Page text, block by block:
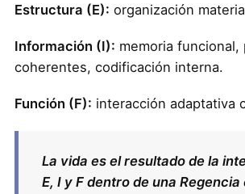
Estructura (E): organización
Información (I): memoria funcional,
coherentes, codificación interna.
Función (F): interacción adaptativa
La vida es el resultado de la
E, I y F dentro de una Regencia